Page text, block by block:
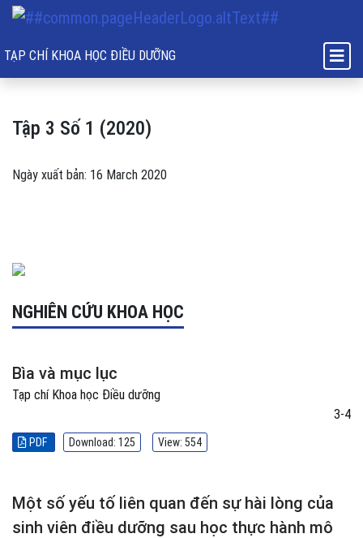
Tập 3 Số 1 (2020)
TẠP CHÍ KHOA HỌC ĐIỀU DƯỠNG
Tập 3 Số 1 (2020)
Ngày xuất bản: 16 March 2020
NGHIÊN CỨU KHOA HỌC
Bìa và mục lục
Tạp chí Khoa học Điều dưỡng
3-4
PDF Download: 125 View: 554
Một số yếu tố liên quan đến sự hài lòng của
sinh viên điều dưỡng sau học thực hành mô